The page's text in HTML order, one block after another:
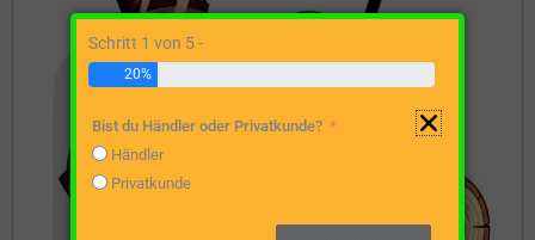
Schritt 1 von 5 -
20%
Bist du Händler oder Privatkunde?
Händler
Privatkunde